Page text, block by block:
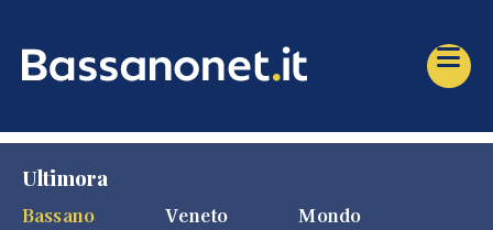
Ultimora
Bassano
Veneto Mondo